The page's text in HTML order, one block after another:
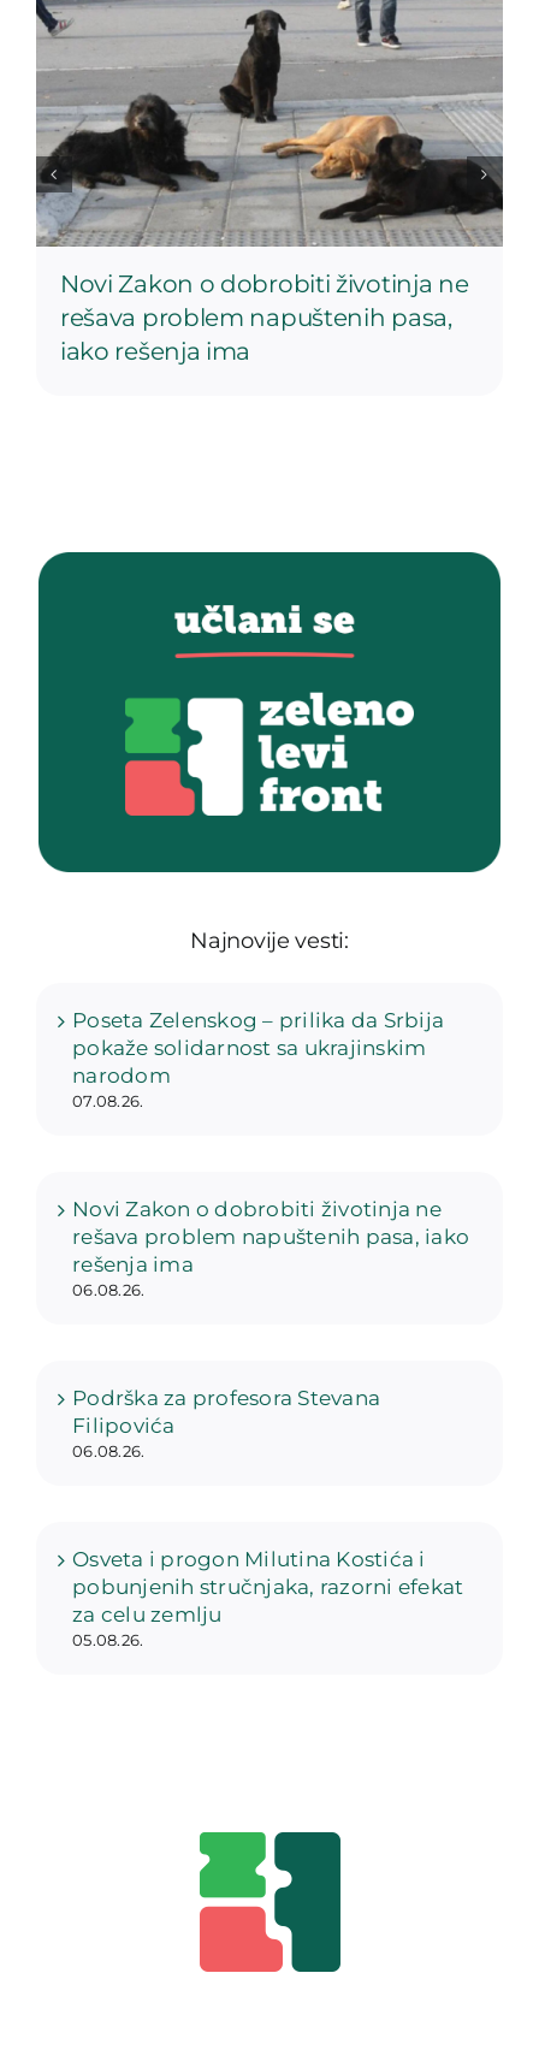
Novi Zakon o dobrobiti životinja ne
rešava problem napuštenih pasa,
iako rešenja ima
Najnovije vesti:
Poseta Zelenskog – prilika da Srbija
pokaže solidarnost sa ukrajinskim
narodom
07.08.26.
Novi Zakon o dobrobiti životinja ne
rešava problem napuštenih pasa, iako
rešenja ima
06.08.26.
Podrška za profesora Stevana
Filipovića
06.08.26.
Osveta i progon Milutina Kostića i
pobunjenih stručnjaka, razorni efekat
za celu zemlju
05.08.26.